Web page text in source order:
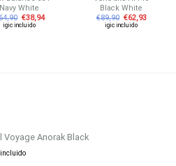
Navy White
€38,94
igic incluido
Black White
€89,90 €62,93
igic incluido
Voyage Anorak Black